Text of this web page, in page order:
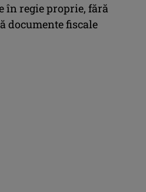
în regie proprie, fără
documente fiscale